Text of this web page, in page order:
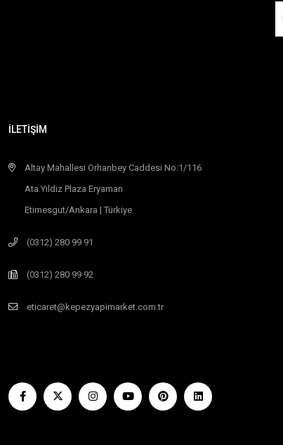
İLETİŞİM
Altay Mahallesi Orhanbey Caddesi No:1/116
Ata Yıldız Plaza Eryaman
Etimesgut/Ankara | Türkiye
(0312) 280 99 91
(0312) 280 99 92
eticaret@kepezyapimarket.com.tr